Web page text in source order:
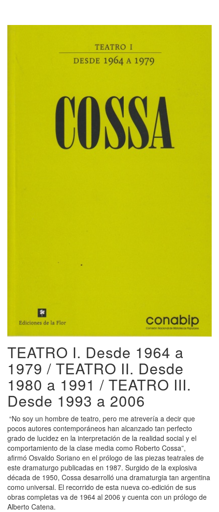
TEATRO I. Desde 1964 a
1979 / TEATRO II. Desde
1980 a 1991 / TEATRO III.
Desde 1993 a 2006
“No soy un hombre de teatro, pero me atrevería a decir que
pocos autores contemporáneos han alcanzado tan perfecto
grado de lucidez en la interpretación de la realidad social y el
comportamiento de la clase media como Roberto Cossa”,
afirmó Osvaldo Soriano en el prólogo de las piezas teatrales de
este dramaturgo publicadas en 1987. Surgido de la explosiva
década de 1950, Cossa desarrolló una dramaturgia tan argentina
como universal. El recorrido de esta nueva co-edición de sus
obras completas va de 1964 al 2006 y cuenta con un prólogo de
Alberto Catena.